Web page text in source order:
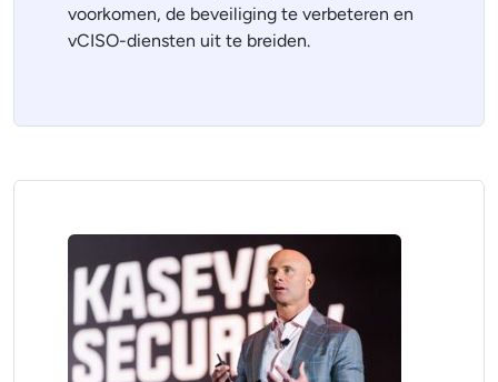
voorkomen, de beveiliging te verbeteren en
vCISO-diensten uit te breiden.